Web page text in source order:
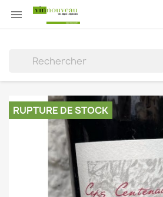

RUPTURE DE STOCK